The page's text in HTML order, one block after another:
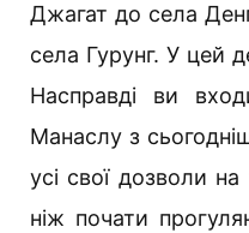
Джагат до села
села Гурунг. У цей
Насправді ви
Манаслу з
усі свої дозволи
ніж почати